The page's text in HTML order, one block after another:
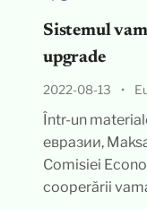
Sistemul
upgrade
2022-08-13 •
Într-un
евразии,
Comisiei
cooperării